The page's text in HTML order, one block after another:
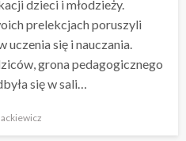
dzieci i młodzieży.
prelekcjach poruszyli
się i nauczania.
grona pedagogicznego
się w sali…